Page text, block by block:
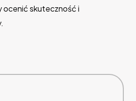
ocenić skuteczność i